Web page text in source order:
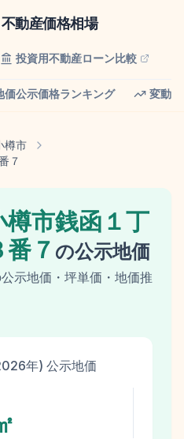
動産価格相場
投資用不動産ローン比較
価公示価格ランキング 変動
樽市
７
樽市銭函１丁
番７ の公示地価
公示地価 ・坪単価・地価推
年) 公示地価